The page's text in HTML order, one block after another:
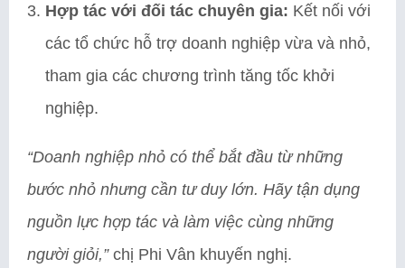
Hợp tác với đối tác chuyên gia: Kết nối với
các tổ chức hỗ trợ doanh nghiệp vừa và nhỏ,
tham gia các chương trình tăng tốc khởi
nghiệp.
“Doanh nghiệp nhỏ có thể bắt đầu từ những
bước nhỏ nhưng cần tư duy lớn. Hãy tận dụng
nguồn lực hợp tác và làm việc cùng những
người giỏi,”chị Phi Vân khuyến nghị.